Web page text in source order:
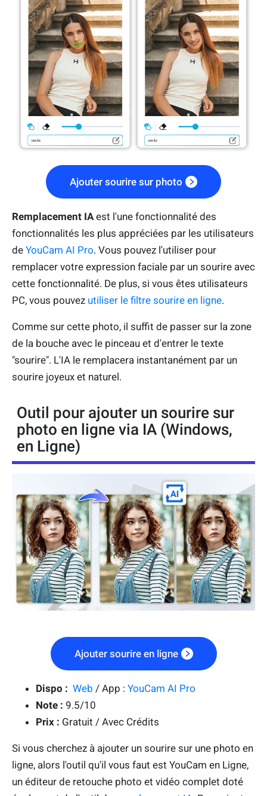
Ajouter sourire sur photo
Remplacement IA est l'une fonctionnalité des
fonctionnalités les plus appréciées par les utilisateurs
de YouCam AI Pro. Vous pouvez l'utiliser pour
remplacer votre expression faciale par un sourire avec
cette fonctionnalité. De plus, si vous êtes utilisateurs
PC, vous pouvez utiliser le filtre sourire en ligne.
Comme sur cette photo, il suffit de passer sur la zone
de la bouche avec le pinceau et d'entrer le texte
"sourire". L'IA le remplacera instantanément par un
sourire joyeux et naturel.
Outil pour ajouter un sourire sur
photo en ligne via IA (Windows,
en Ligne)
Ajouter sourire en ligne
Dispo : Web / App : YouCam AI Pro
Note : 9.5/10
Prix : Gratuit / Avec Crédits
Si vous cherchez à ajouter un sourire sur une photo en
ligne, alors l'outil qu'il vous faut est YouCam en Ligne,
un éditeur de retouche photo et vidéo complet doté